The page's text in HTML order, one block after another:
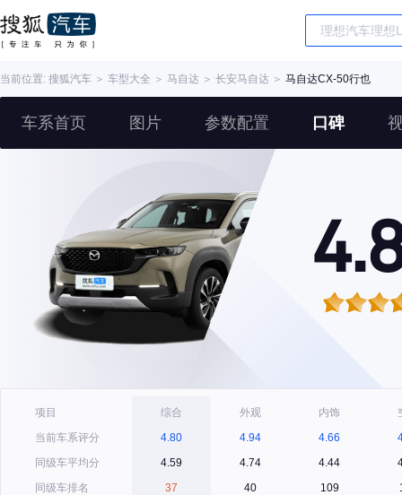
当前位置: 搜狐汽车 ＞ 车型大全 ＞ 马自达 ＞ 长安马自达 ＞ 马自达CX-50行也
车系首页 图片 参数配置 口碑
项目
当前车系评分
同级车平均分
同级车排名
综合
4.80
4.59
37
外观
4.94
4.74
40
内饰
4.66
4.44
109